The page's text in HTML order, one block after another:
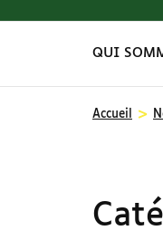
QUI
Accueil >